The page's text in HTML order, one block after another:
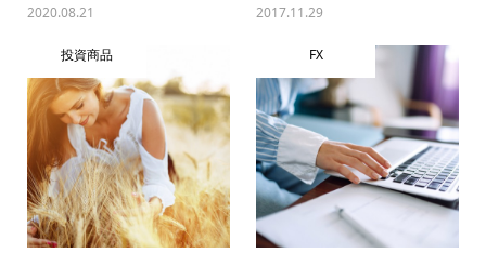
2020.08.21 2017.11.29
投資商品 FX